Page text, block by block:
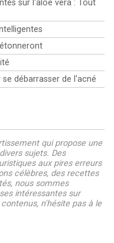
sur l'aloe vera : Tout
débarrasser de l'acné
qui propose une
sujets. Des
aux pires erreurs
célèbres, des recettes
nous sommes
intéressantes sur
n'hésite pas à le